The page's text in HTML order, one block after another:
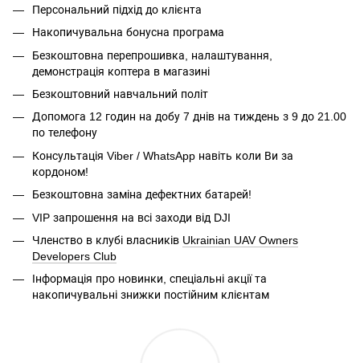
Персональний підхід до клієнта
Накопичувальна бонусна програма
Безкоштовна перепрошивка, налаштування,
демонстрація коптера в магазині
Безкоштовний навчальний політ
Допомога 12 годин на добу 7 днів на тиждень з 9 до 21.00
по телефону
Консультація Viber / WhatsApp навіть коли Ви за
кордоном!
Безкоштовна заміна дефектних батарей!
VIP запрошення на всі заходи від DJI
Членство в клубі власників Ukrainian UAV Owners
Developers Club
Інформація про новинки, спеціальні акції та
накопичувальні знижки постійним клієнтам